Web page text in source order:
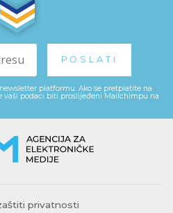
platformu. Ako se pretplatite na
vaši podaci biti proslijeđeni Mailchimpu na
privatnosti